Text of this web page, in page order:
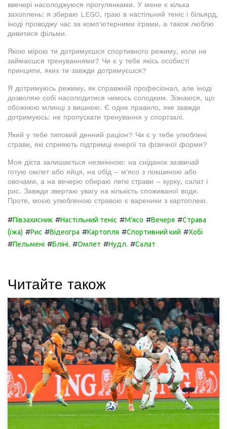
ввечері насолоджуюся прогулянками. У мене є кілька
захоплень: я збираю LEGO, граю в настільний теніс і більярд,
іноді проводжу час за комп'ютерними іграми, а також люблю
дивитися фільми.
Якою мірою ти дотримуєшся спортивного режиму, коли не
займаєшся тренуваннями? Чи є у тебе якісь особисті
принципи, яких ти завжди дотримуєшся?
Я дотримуюсь режиму, як справжній професіонал, але іноді
дозволяю собі насолодитися чимось солодким. Зізнаюся, що
обожнюю млинці з вишнею. Є одне правило, яке завжди
дотримуюсь: не пропускати тренування у спортзалі.
Який у тебе типовий денний раціон? Чи є у тебе улюблені
страви, які сприяють підтримці енергії та фізичної форми?
Моя дієта залишається незмінною: на сніданок зазвичай
готую омлет або яйця, на обід – м'ясо з локшиною або
овочами, а на вечерю обираю легкі страви – курку, салат і
рис. Завжди звертаю увагу на кількість споживаної води.
Проте, моєю улюбленою стравою є вареники з картоплею.
#Півзахисник #Настільний теніс #М'ясо #Вечеря #Страва
(їжа) #Рис #Відеогра #Картопля #Спортивний кий #Хобі
#Пельмені #Бліні. #Омлет #Нудл. #Салат
Читайте також